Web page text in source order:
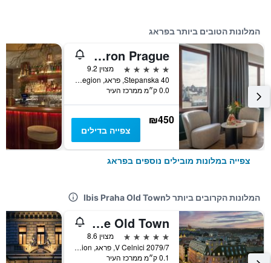
המלונות הטובים ביותר בפראג
Almanac X Alcron Prague
5 כוכבים
מצוין 9.2
Stepanska 40, פראג, Prague Region, צ'כיה
0.0 ק״מ ממרכז העיר
₪450
צפייה בדילים
צפייה במלונות מובילים נוספים בפראג
המלונות הקרובים ביותר לIbis Praha Old Town
Hilton Prague Old Town
5 כוכבים
מצוין 8.6
V Celnici 2079/7, פראג, Prague Region, צ'כיה
0.1 ק״מ ממרכז העיר